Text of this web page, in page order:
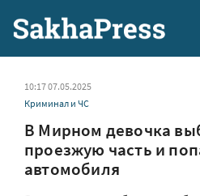
10:17 07.05.2025
Криминал и ЧС
В Мирном девочка
проезжую часть и
автомобиля